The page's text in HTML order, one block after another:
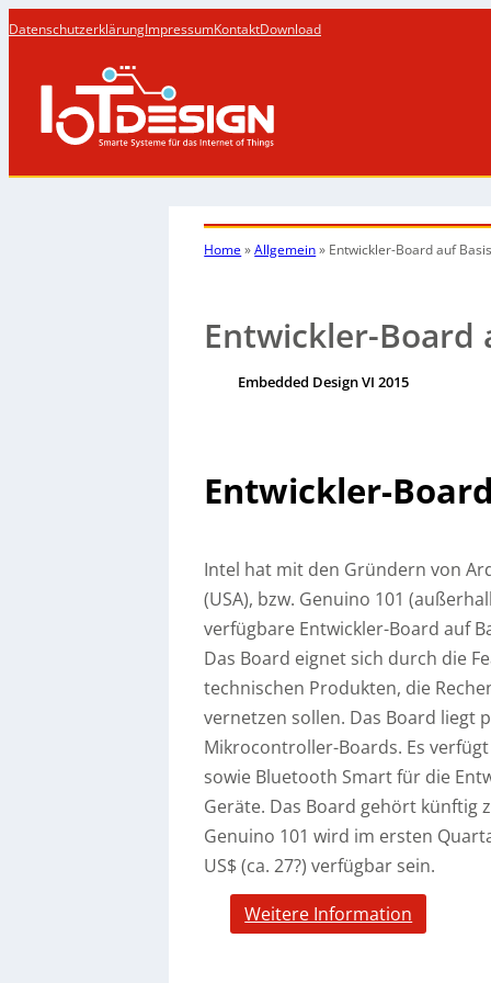
DatenschutzerklärungImpressumKontaktDownload
Home»Allgemein» Entwickler-Board auf
Entwickler-Board
Embedded Design VI 2015
Entwickler-
Intel hat mit den Gründern von
(USA), bzw. Genuino 101
verfügbare Entwickler-Board auf
Das Board eignet sich durch die
technischen Produkten, die
vernetzen sollen. Das Board liegt
Mikrocontroller-Boards. Es
sowie Bluetooth Smart für die
Geräte. Das Board gehört künftig
Genuino 101 wird im ersten
US$ (ca. 27?) verfügbar sein.
Weitere Information